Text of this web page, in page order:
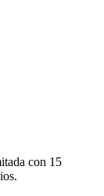
con 15